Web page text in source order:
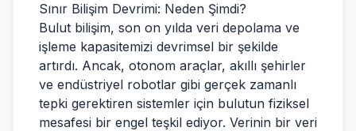
Sınır Bilişim Devrimi: Neden Şimdi?
Bulut bilişim, son on yılda veri depolama ve
işleme kapasitemizi devrimsel bir şekilde
artırdı. Ancak, otonom araçlar, akıllı şehirler
ve endüstriyel robotlar gibi gerçek zamanlı
tepki gerektiren sistemler için bulutun fiziksel
mesafesi bir engel teşkil ediyor. Verinin bir veri